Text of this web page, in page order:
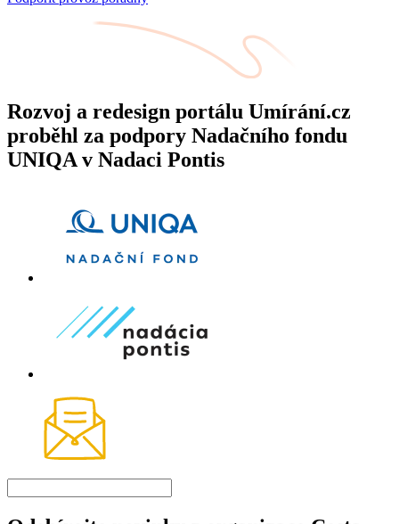
Rozvoj a redesign portálu Umírání.cz
proběhl za podpory Nadačního fondu
UNIQA v Nadaci Pontis